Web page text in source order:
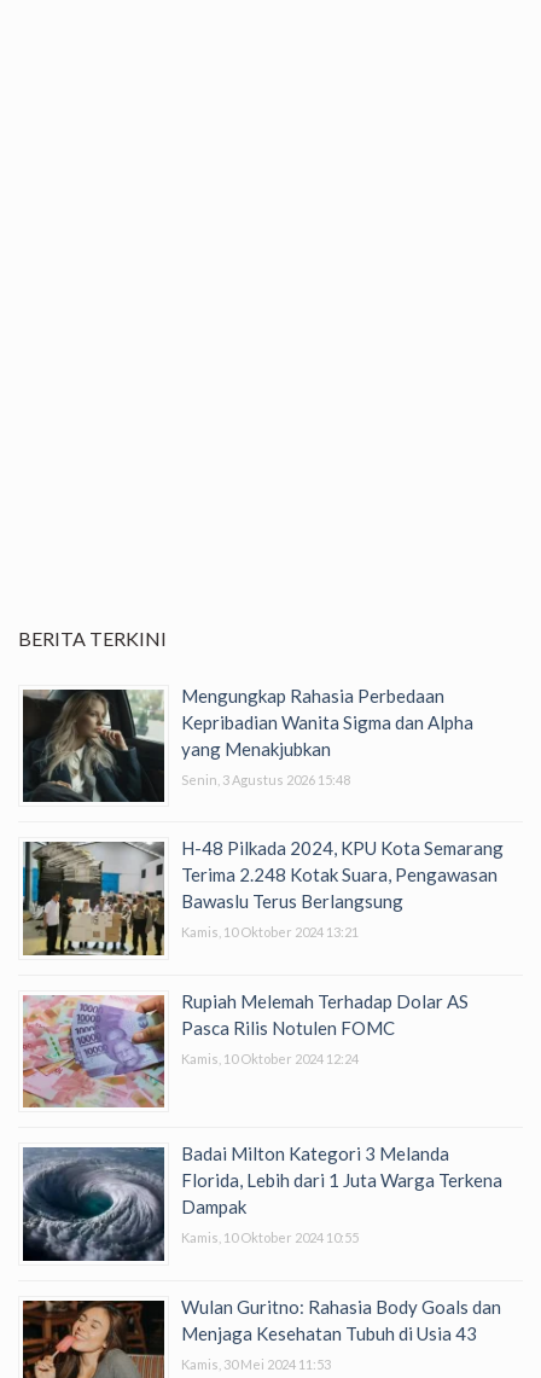
BERITA TERKINI
Mengungkap Rahasia Perbedaan
Kepribadian Wanita Sigma dan Alpha
yang Menakjubkan
Senin, 3 Agustus 2026 15:48
H-48 Pilkada 2024, KPU Kota Semarang
Terima 2.248 Kotak Suara, Pengawasan
Bawaslu Terus Berlangsung
Kamis, 10 Oktober 2024 13:21
Rupiah Melemah Terhadap Dolar AS
Pasca Rilis Notulen FOMC
Kamis, 10 Oktober 2024 12:24
Badai Milton Kategori 3 Melanda
Florida, Lebih dari 1 Juta Warga Terkena
Dampak
Kamis, 10 Oktober 2024 10:55
Wulan Guritno: Rahasia Body Goals dan
Menjaga Kesehatan Tubuh di Usia 43
Kamis, 30 Mei 2024 11:53